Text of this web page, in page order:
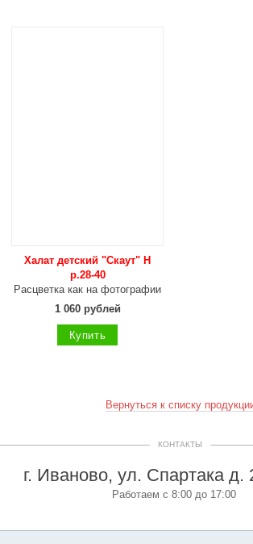
Халат детский "Скаут" Н
р.28-40
Расцветка как на фотографии
1 060 рублей
Купить
Вернуться к списку
КОНТАКТЫ
г. Иваново, ул. Спартака д.
Работаем с 8:00 до 17:00